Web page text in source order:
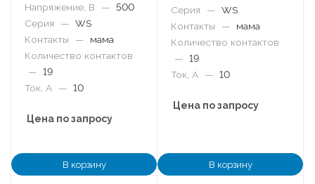
Напряжение, В
— 500
Серия
— WS
Контакты
—
мама
Количество контактов
— 19
Ток, А
— 10
Цена по запросу
В корзину
Серия
— WS
Контакты
—
мама
Количество контактов
— 19
Ток, А
— 10
Цена по запросу
В корзину